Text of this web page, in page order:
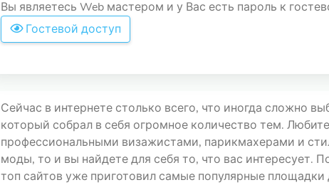
Вы являетесь Web мастером и у Вас есть пароль к
Гостевой доступ
Сейчас в интернете столько всего, что иногда сложно
который собрал в себя огромное количество тем.
профессиональными визажистами, парикмахерами и
моды, то и вы найдете для себя то, что вас интересует.
топ сайтов уже приготовил самые популярные